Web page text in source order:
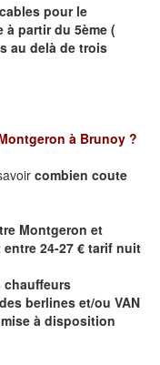
pour le
partir du 5ème (
au delà de trois
à Brunoy ?
combien coute
Montgeron et
24-27 € tarif nuit
chauffeurs
berlines et/ou VAN
à disposition